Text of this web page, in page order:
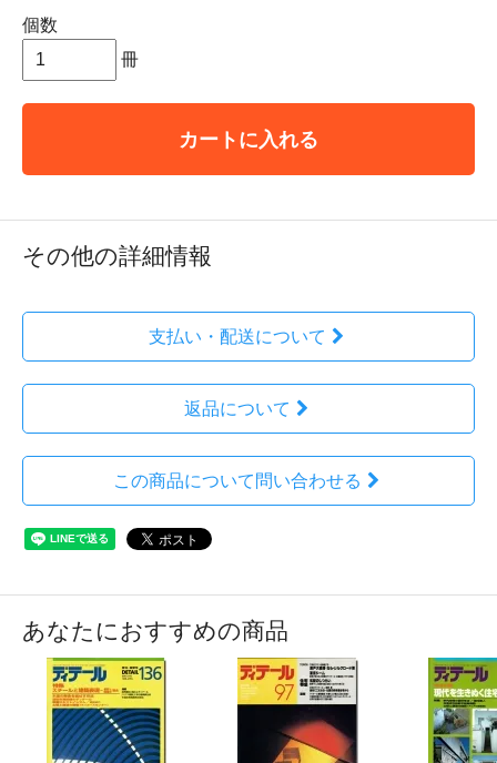
個数
冊
カートに入れる
その他の詳細情報
支払い・配送について
返品について
この商品について問い合わせる
あなたにおすすめの商品